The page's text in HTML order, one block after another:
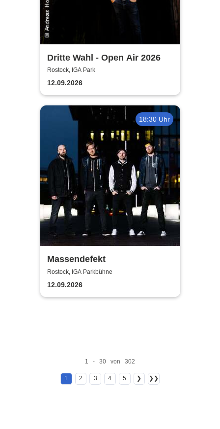
Dritte Wahl - Open Air 2026
Rostock, IGA Park
12.09.2026
18:30 Uhr
Massendefekt
Rostock, IGA Parkbühne
12.09.2026
1 - 30 von 302
1 2 3 4 5 ❯ ❯❯